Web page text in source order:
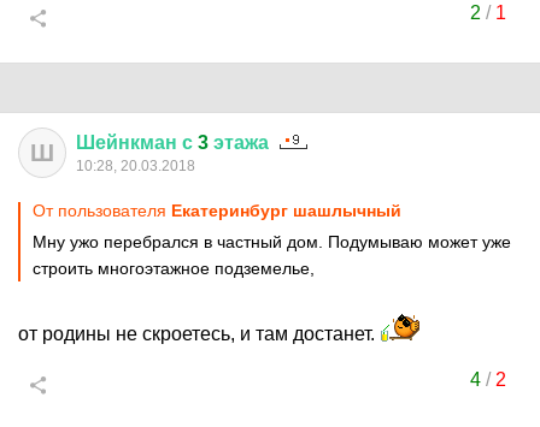
2 / 1
Ш Шейнкман с 3 этажа
10:28, 20.03.2018
От пользователя Екатеринбург шашлычный
Мну ужо перебрался в частный дом. Подумываю может уже
строить многоэтажное подземелье,
от родины не скроетесь, и там достанет.
4/ 2